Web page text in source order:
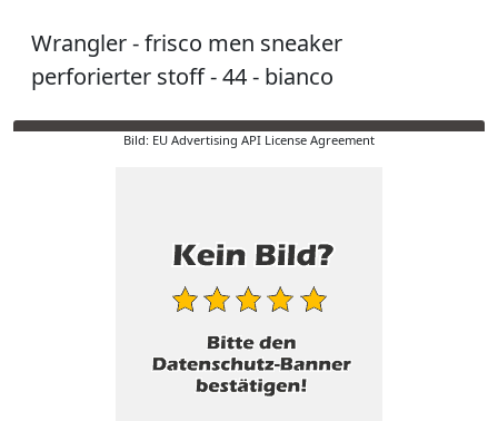
Wrangler - frisco men sneaker
perforierter stoff - 44 - bianco
Bild: EU Advertising API License Agreement